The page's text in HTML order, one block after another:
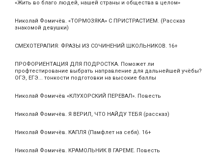
«Жить во благо людей, нашей страны и общества в целом»
Николай Фомичёв. «ТОРМОЗЯКА» С ПРИСТРАСТИЕМ. (Рассказ
знакомой девушки)
СМЕХОТЕРАПИЯ: ФРАЗЫ ИЗ СОЧИНЕНИЙ ШКОЛЬНИКОВ. 16+
ПРОФОРИЕНТАЦИЯ ДЛЯ ПОДРОСТКА. Поможет ли
профтестирование выбрать направление для дальнейшей учёбы?
ОГЭ, ЕГЭ... тонкости подготовки на высокие баллы
Николай Фомичёв «КЛУХОРСКИЙ ПЕРЕВАЛ». Повесть
Николай Фомичёв. Я ВЕРИЛ, ЧТО НАЙДУ ТЕБЯ (рассказ)
Николай Фомичёв. КАПЛЯ (Памфлет на себя). 16+
Николай Фомичёв. КРАМОЛЬНИК В ГАРЕМЕ. Повесть